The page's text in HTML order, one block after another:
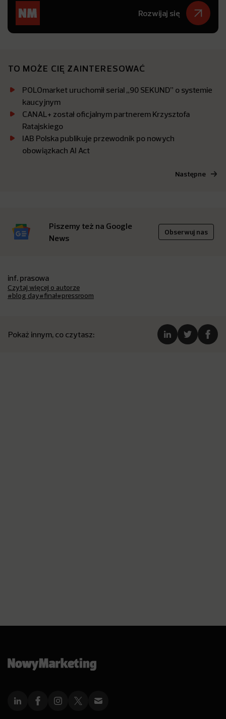
Rozwijaj się
TO MOŻE CIĘ ZAINTERESOWAĆ
POLOmarket uruchomił serial „90 SEKUND” o systemie
kaucyjnym
CANAL+ został oficjalnym partnerem Krzysztofa
Ratajskiego
IAB Polska publikuje przewodnik po nowych
obowiązkach AI Act
Następne
Piszemy też na Google
News
Obserwuj nas
inf. prasowa
Czytaj więcej o autorze
#blog day#finał#pressroom
Pokaż innym, co czytasz: